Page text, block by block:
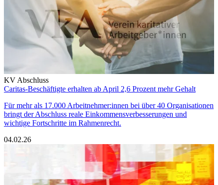
KV Abschluss
Caritas-Beschäftigte erhalten ab April 2,6 Prozent mehr Gehalt
Für mehr als 17.000 Arbeitnehmer:innen bei über 40 Organisationen
bringt der Abschluss reale Einkommensverbesserungen und
wichtige Fortschritte im Rahmenrecht.
04.02.26